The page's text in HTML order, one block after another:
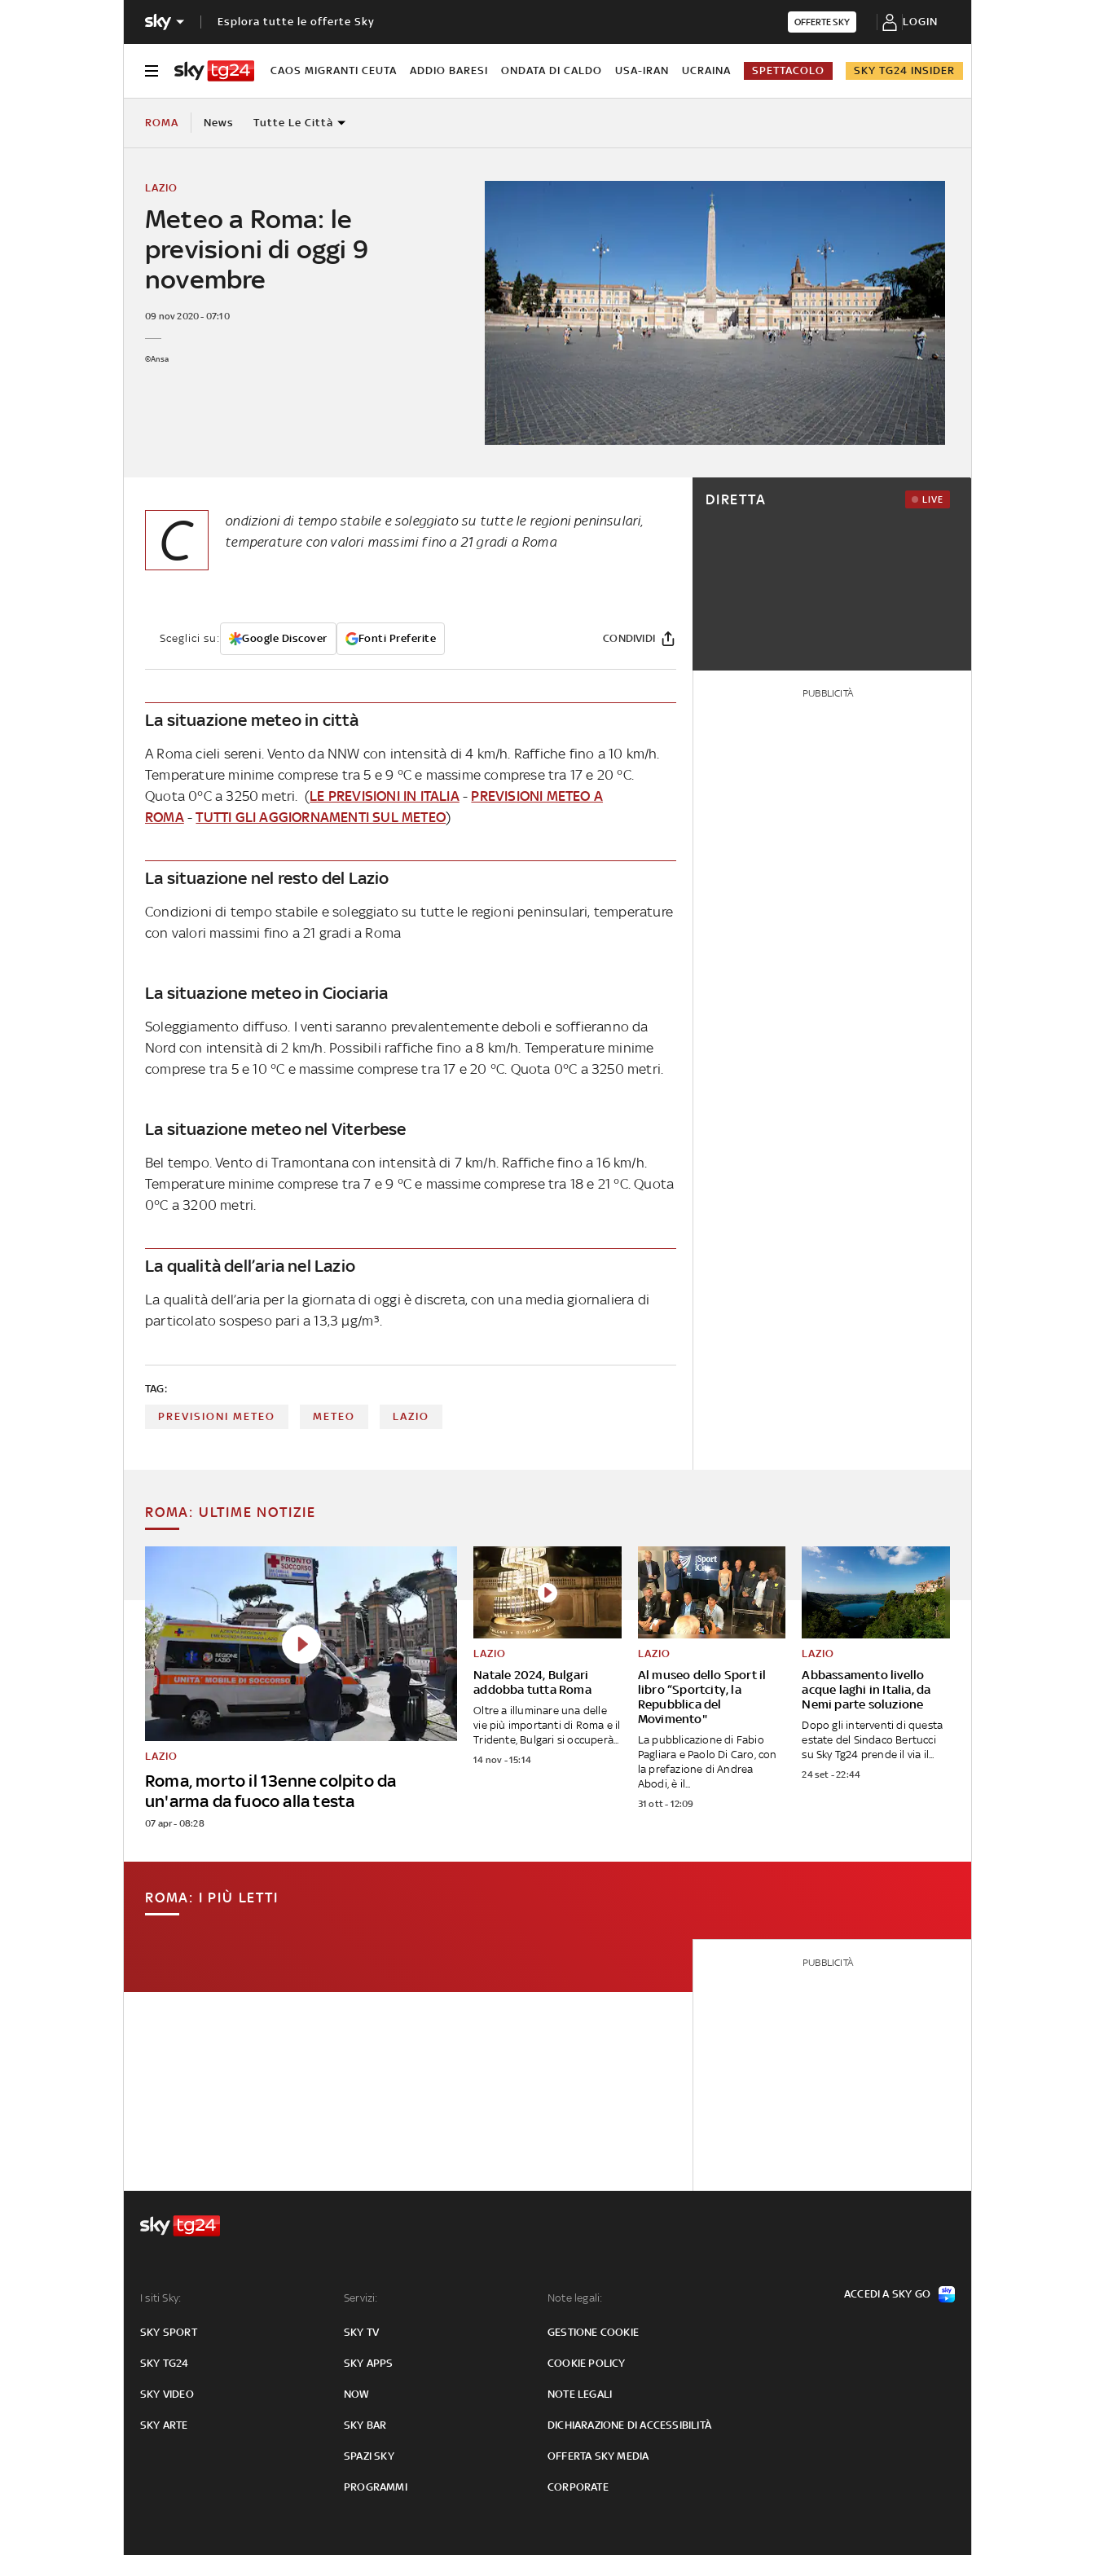
Esplora tutte le offerte Sky OFFERTE SKY LOGIN
CAOS MIGRANTI CEUTA ADDIO BARESI ONDATA DI CALDO USA-IRAN UCRAINA SPETTACOLO SKY TG24 INSIDER
ROMA News Tutte Le Città
Meteo a Roma: le
previsioni di oggi 9
novembre
LAZIO
09 nov 2020 - 07:10
©Ansa
C
ondizioni di tempo stabile e soleggiato su tutte le regioni peninsulari,
temperature con valori massimi fino a 21 gradi a Roma
Sceglici su: Google Discover Fonti Preferite CONDIVIDI
La situazione meteo in città
A Roma cieli sereni. Vento da NNW con intensità di 4 km/h. Raffiche fino a 10 km/h.
Temperature minime comprese tra 5 e 9 °C e massime comprese tra 17 e 20 °C.
Quota 0°C a 3250 metri. (LE PREVISIONI IN ITALIA- PREVISIONI METEO A
ROMA-TUTTI GLI AGGIORNAMENTI SUL METEO)
La situazione nel resto del Lazio
Condizioni di tempo stabile e soleggiato su tutte le regioni peninsulari, temperature
con valori massimi fino a 21 gradi a Roma
La situazione meteo in Ciociaria
Soleggiamento diffuso. I venti saranno prevalentemente deboli e soffieranno da
Nord con intensità di 2 km/h. Possibili raffiche fino a 8 km/h. Temperature minime
comprese tra 5 e 10 °C e massime comprese tra 17 e 20 °C. Quota 0°C a 3250 metri.
La situazione meteo nel Viterbese
Bel tempo. Vento di Tramontana con intensità di 7 km/h. Raffiche fino a 16 km/h.
Temperature minime comprese tra 7 e 9 °C e massime comprese tra 18 e 21 °C. Quota
0°C a 3200 metri.
La qualità dell’aria nel Lazio
La qualità dell’aria per la giornata di oggi è discreta, con una media giornaliera di
particolato sospeso pari a 13,3 µg/m³.
TAG:
PREVISIONI METEO METEO LAZIO
DIRETTA LIVE
PUBBLICITÀ
ROMA: ULTIME NOTIZIE
Roma, morto il 13enne colpito da
un'arma da fuoco alla testa
LAZIO
07 apr - 08:28
Natale 2024, Bulgari
addobba tutta Roma
LAZIO
Oltre a illuminare una delle
vie più importanti di Roma e il
Tridente, Bulgari si occuperà...
14 nov - 15:14
Al museo dello Sport il
libro “Sportcity, la
Repubblica del
Movimento"
LAZIO
La pubblicazione di Fabio
Pagliara e Paolo Di Caro, con
la prefazione di Andrea
Abodi, è il...
31 ott - 12:09
Abbassamento livello
acque laghi in Italia, da
Nemi parte soluzione
LAZIO
Dopo gli interventi di questa
estate del Sindaco Bertucci
su Sky Tg24 prende il via il...
24 set - 22:44
ROMA: I PIÙ LETTI
PUBBLICITÀ
I siti Sky:
SKY SPORT
SKY TG24
SKY VIDEO
SKY ARTE
Servizi:
SKY TV
SKY APPS
NOW
SKY BAR
SPAZI SKY
PROGRAMMI
Note legali:
GESTIONE COOKIE
COOKIE POLICY
NOTE LEGALI
DICHIARAZIONE DI ACCESSIBILITÀ
OFFERTA SKY MEDIA
CORPORATE
ACCEDI A SKY GO